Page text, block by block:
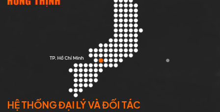
HỆ THỐNG ĐẠI LÝ VÀ ĐỐI TÁC